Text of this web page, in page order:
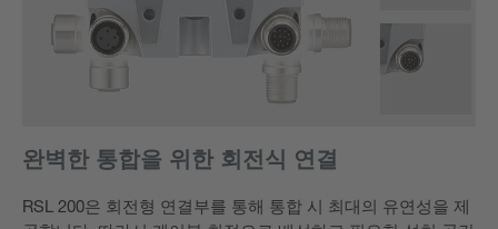
완벽한 통합을 위한 회전식 연결
RSL 200은 회전형 연결부를 통해 통합 시 최대의 유연성을 제